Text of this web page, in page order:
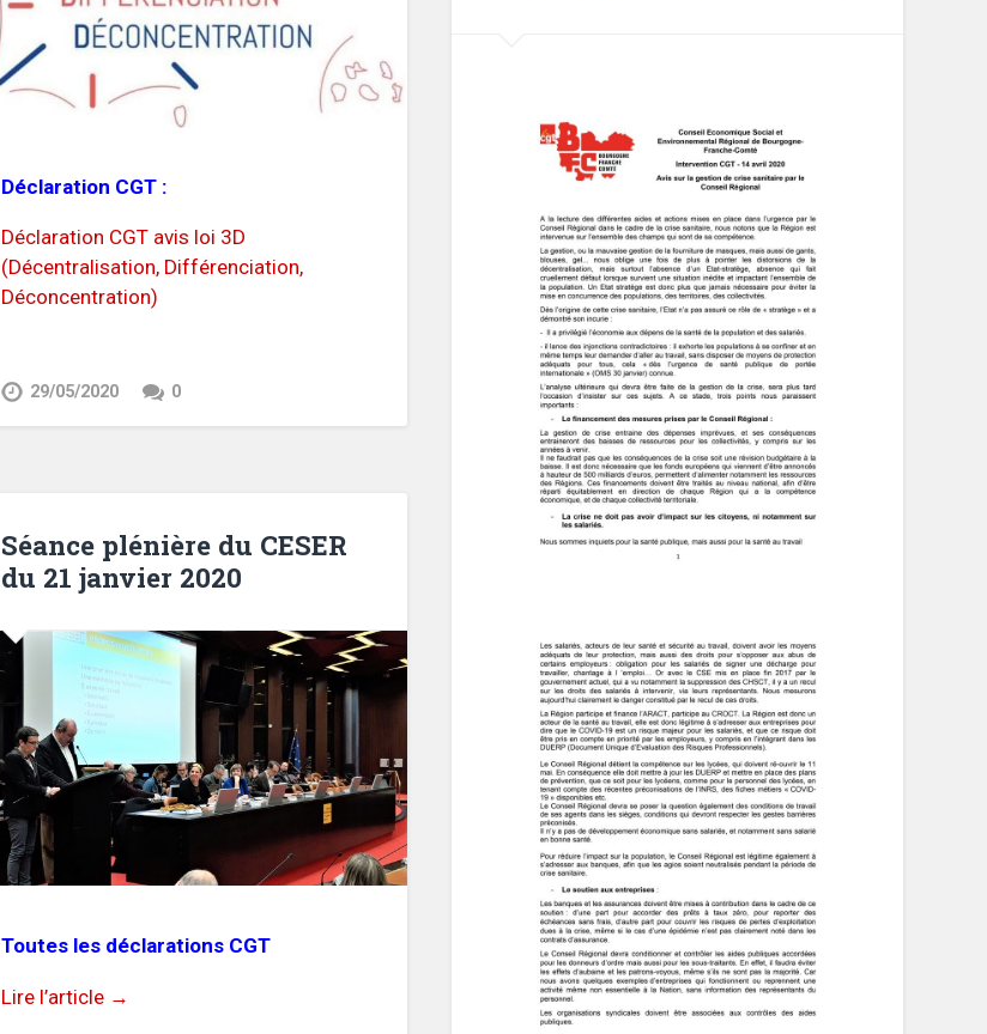
Déclaration CGT :
Déclaration CGT avis loi 3D
(Décentralisation, Différenciation,
Déconcentration)
29/05/2020 0
Séance plénière du CESER
du 21 janvier 2020
Toutes les déclarations CGT
Lire l’article →